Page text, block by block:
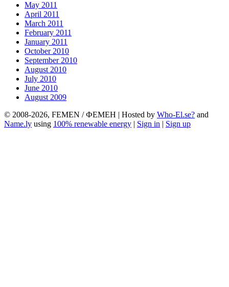
May 2011
April 2011
March 2011
February 2011
January 2011
October 2010
September 2010
August 2010
July 2010
June 2010
August 2009
© 2008-2026, FEMEN / ФЕМЕН | Hosted by Who-El.se? and
Name.ly using 100% renewable energy | Sign in | Sign up